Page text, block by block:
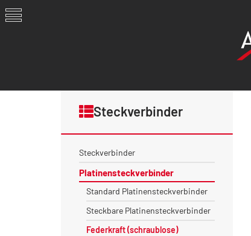
Steckverbinder
Steckverbinder
Platinensteckverbinder
Standard Platinensteckverbinder
Steckbare Platinensteckverbinder
Federkraft (schraublose)